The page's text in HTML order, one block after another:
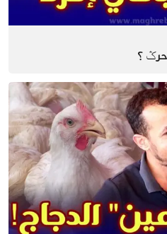
؟